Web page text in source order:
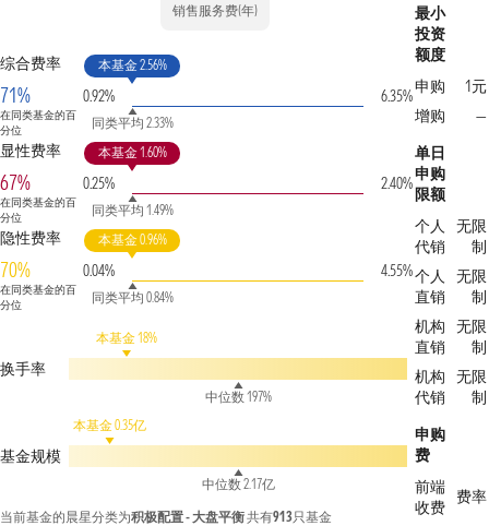
销售服务费(年)
综合费率
71%
在同类基金的百
分位
0.92%
本基金 2.56%
同类平均 2.33%
6.35%
显性费率
67%
在同类基金的百
分位
0.25%
本基金 1.60%
同类平均 1.49%
2.40%
隐性费率
70%
在同类基金的百
分位
0.04%
本基金 0.96%
同类平均 0.84%
4.55%
换手率
本基金 18%
中位数 197%
基金规模
本基金 0.35亿
中位数 2.17亿
当前基金的晨星分类为积极配置 - 大盘平衡共有913只基金
最小
投资
额度
申购
1元
增购
—
单日
申购
限额
个人
代销
无限
制
个人
直销
无限
制
机构
直销
无限
制
机构
代销
无限
制
申购
费
前端
收费
费率